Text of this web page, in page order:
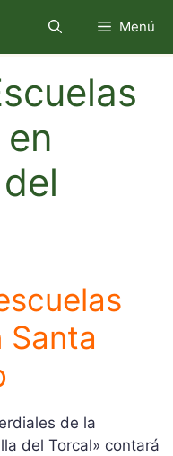
Menú
Santa
de la
del Torcal» contará